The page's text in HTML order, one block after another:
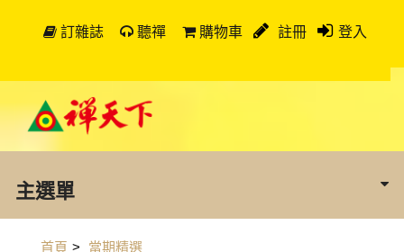
訂雜誌 聽禪 購物車 註冊 登入
主選單
首頁 > 當期精選